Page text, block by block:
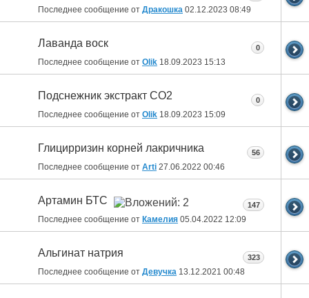
Последнее сообщение от Дракошка 02.12.2023 08:49
Лаванда воск
Последнее сообщение от Olik 18.09.2023 15:13
0
Подснежник экстракт СО2
Последнее сообщение от Olik 18.09.2023 15:09
0
Глицирризин корней лакричника
Последнее сообщение от Arti 27.06.2022 00:46
56
Артамин БТС
Последнее сообщение от Камелия 05.04.2022 12:09
147
Альгинат натрия
Последнее сообщение от Девучка 13.12.2021 00:48
323